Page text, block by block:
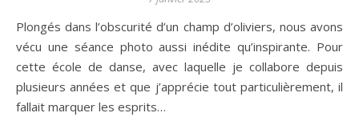
Plongés dans l’obscurité d’un champ d’oliviers, nous avons
vécu une séance photo aussi inédite qu’inspirante. Pour
cette école de danse, avec laquelle je collabore depuis
plusieurs années et que j’apprécie tout particulièrement, il
fallait marquer les esprits…